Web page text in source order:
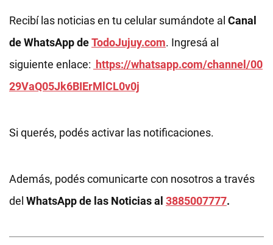
Recibí las noticias en tu celular sumándote al Canal
de WhatsApp deTodoJujuy.com. Ingresá al
siguiente enlace: https://whatsapp.com/channel/00
29VaQ05Jk6BIErMlCL0v0j
Si querés, podés activar las notificaciones.
Además, podés comunicarte con nosotros a través
del WhatsApp de las Noticias al 3885007777.